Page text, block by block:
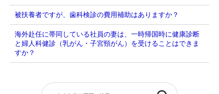
被扶養者ですが、歯科検診の費用補助はありますか？
海外赴任に帯同している社員の妻は、一時帰国時に健康診断
と婦人科健診（乳がん・子宮頸がん）を受けることはできま
すか？